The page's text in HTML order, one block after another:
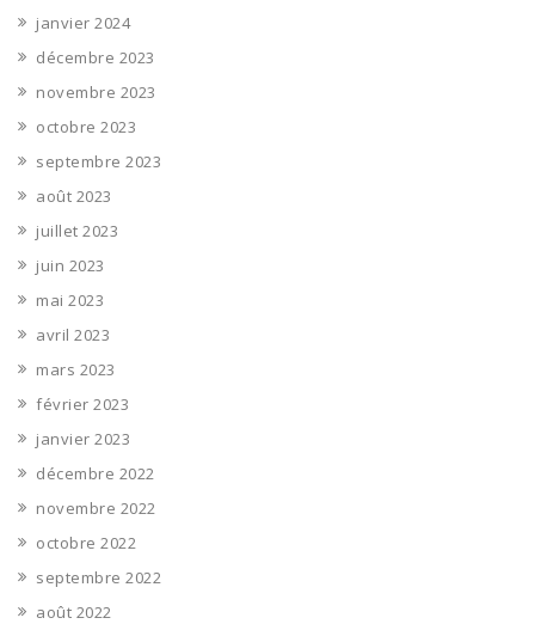
janvier 2024
décembre 2023
novembre 2023
octobre 2023
septembre 2023
août 2023
juillet 2023
juin 2023
mai 2023
avril 2023
mars 2023
février 2023
janvier 2023
décembre 2022
novembre 2022
octobre 2022
septembre 2022
août 2022